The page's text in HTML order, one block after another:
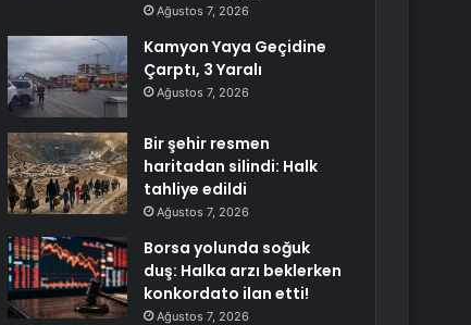
Ağustos 7, 2026
Kamyon Yaya Geçidine
Çarptı, 3 Yaralı
Ağustos 7, 2026
Bir şehir resmen
haritadan silindi: Halk
tahliye edildi
Ağustos 7, 2026
Borsa yolunda soğuk
duş: Halka arzı beklerken
konkordato ilan etti!
Ağustos 7, 2026